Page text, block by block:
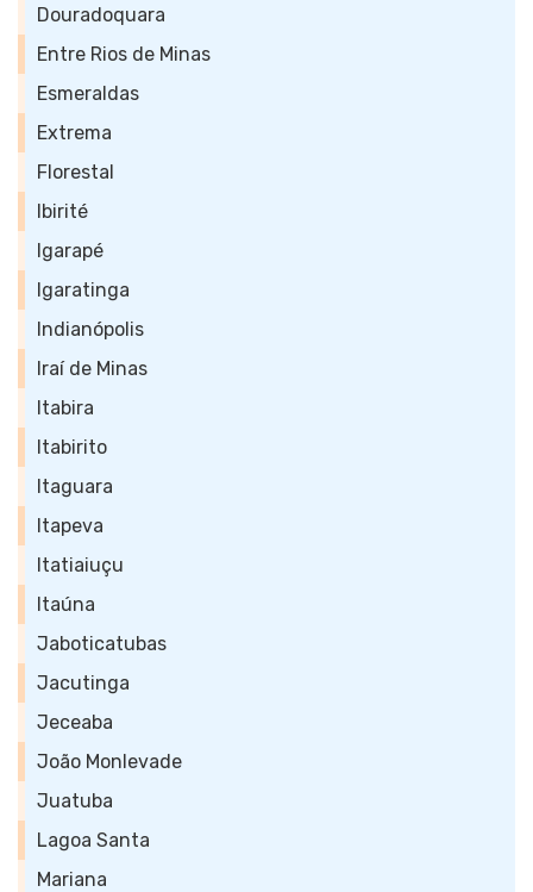
Douradoquara
Entre Rios de Minas
Esmeraldas
Extrema
Florestal
Ibirité
Igarapé
Igaratinga
Indianópolis
Iraí de Minas
Itabira
Itabirito
Itaguara
Itapeva
Itatiaiuçu
Itaúna
Jaboticatubas
Jacutinga
Jeceaba
João Monlevade
Juatuba
Lagoa Santa
Mariana